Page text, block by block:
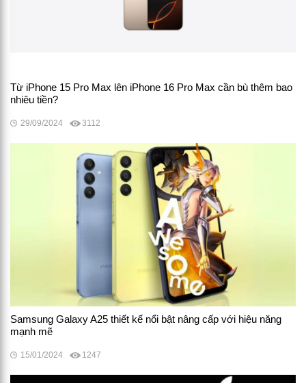
Từ iPhone 15 Pro Max lên iPhone 16 Pro Max cần bù thêm bao
nhiêu tiền?
29/09/2024 3112
Samsung Galaxy A25 thiết kế nổi bật nâng cấp với hiệu năng
mạnh mẽ
15/01/2024 1247